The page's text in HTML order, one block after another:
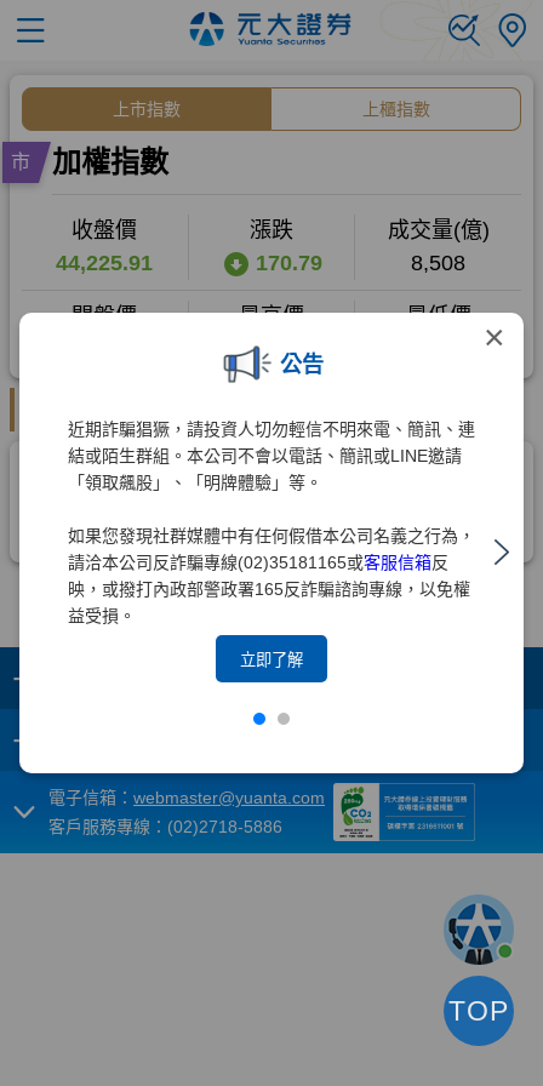
×
公告
近期詐騙猖獗，請投資人切勿輕信不明來電、簡訊、連
結或陌生群組。本公司不會以電話、簡訊或LINE邀請
「領取飆股」、「明牌體驗」等。
如果您發現社群媒體中有任何假借本公司名義之行為，
請洽本公司反詐騙專線(02)35181165或客服信箱反
映，或撥打內政部警政署165反詐騙諮詢專線，以免權
益受損。
立即了解
+
+
電子信箱： webmaster@yuanta.com
客戶服務專線：(02)2718-5886
TOP